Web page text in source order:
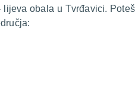
obala u Tvrđavici.